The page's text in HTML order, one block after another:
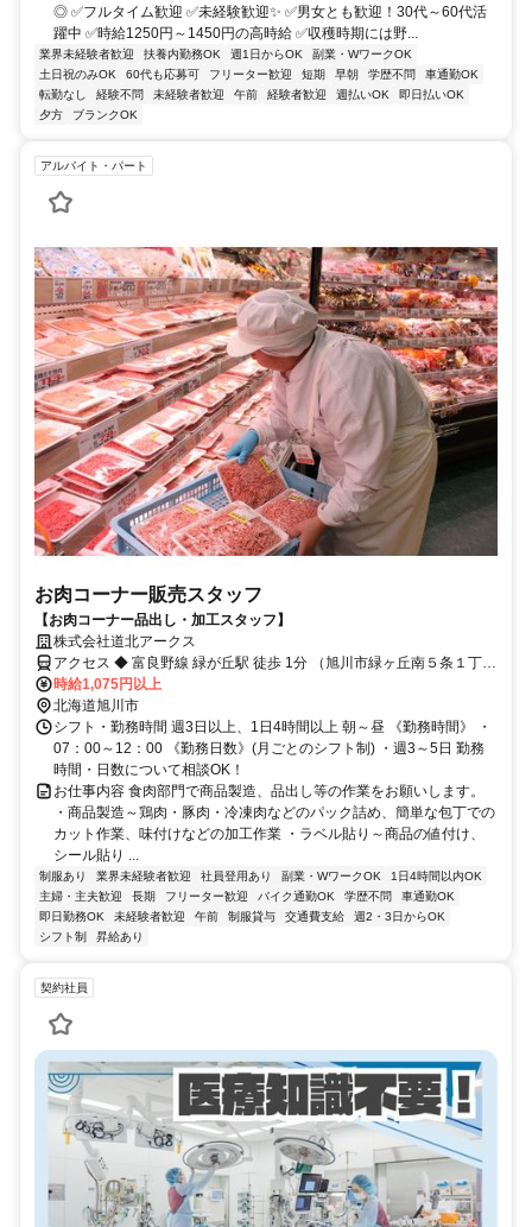
◎ ✅フルタイム歓迎 ✅未経験歓迎✨ ✅男女とも歓迎！30代～60代活
躍中 ✅時給1250円～1450円の高時給 ✅収穫時期には野...
業界未経験者歓迎 扶養内勤務OK 週1日からOK
副業・WワークOK
土日祝のみOK
60代も応募可 フリーター歓迎 短期 早朝 学歴不問
車通勤OK
転勤なし
経験不問 未経験者歓迎 午前 経験者歓迎 週払いOK
即日払いOK
夕方
ブランクOK
アルバイト・パート
お肉コーナー販売スタッフ
【お肉コーナー品出し・加工スタッフ】
株式会社道北アークス
アクセス ◆ 富良野線 緑が丘駅 徒歩 1分 （旭川市緑ヶ丘南５条１丁目
１番８号）
時給1,075円以上
北海道旭川市
シフト・勤務時間 週3日以上、1日4時間以上 朝～昼 《勤務時間》 ・
07：00～12：00 《勤務日数》(月ごとのシフト制) ・週3～5日 勤務
時間・日数について相談OK！
お仕事内容 食肉部門で商品製造、品出し等の作業をお願いします。
・商品製造～鶏肉・豚肉・冷凍肉などのパック詰め、簡単な包丁での
カット作業、味付けなどの加工作業 ・ラベル貼り～商品の値付け、
シール貼り ...
制服あり 業界未経験者歓迎 社員登用あり 副業・WワークOK
1日4時間以内OK
主婦・主夫歓迎
長期 フリーター歓迎 バイク通勤OK 学歴不問
車通勤OK
即日勤務OK
未経験者歓迎 午前 制服貸与 交通費支給
週2・3日からOK
シフト制
昇給あり
契約社員